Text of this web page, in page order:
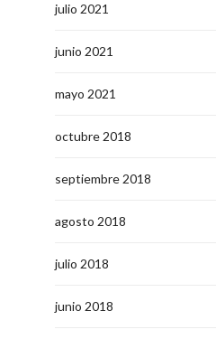
julio 2021
junio 2021
mayo 2021
octubre 2018
septiembre 2018
agosto 2018
julio 2018
junio 2018